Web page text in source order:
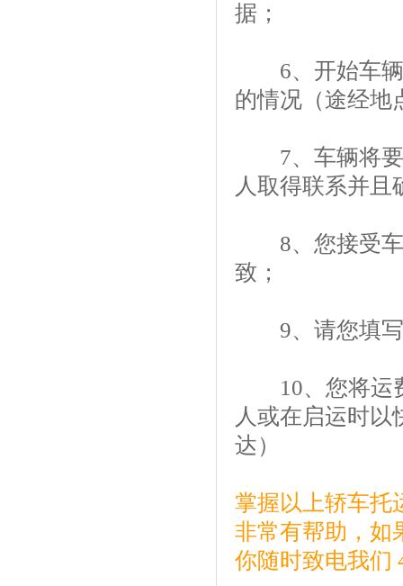
据；
6、开始车辆
的情况（途经地
7、车辆将要
人取得联系并且
8、您接受车
致；
9、请您填写
10、您将运费
人或在启运时
达）
掌握以上轿车托
非常有帮助，如
你随时致电我们